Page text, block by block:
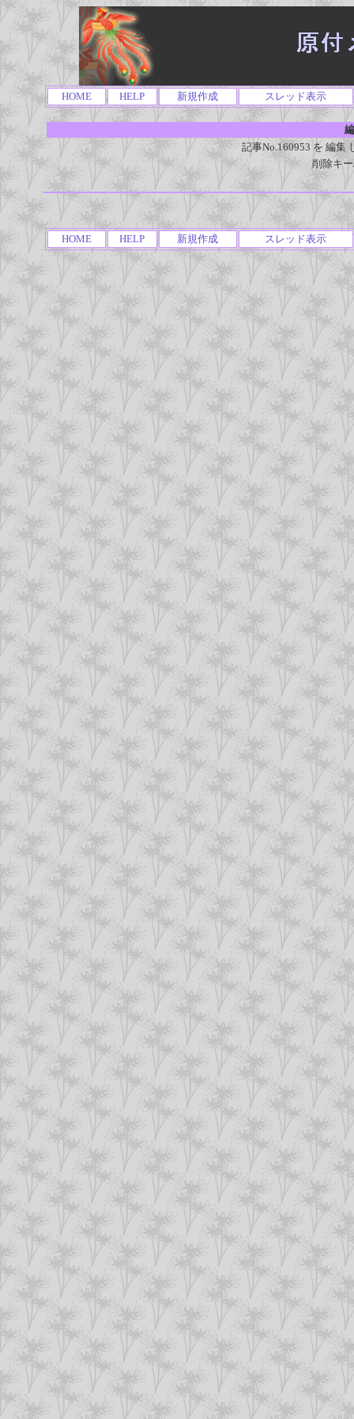
HOME HELP 新規作成 スレッド表示
記事No.160953 を 編集
削除キ
HOME HELP 新規作成 スレッド表示